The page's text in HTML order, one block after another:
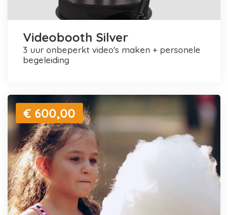
Videobooth Silver
3 uur onbeperkt video's maken + personele
begeleiding
€ 600,00